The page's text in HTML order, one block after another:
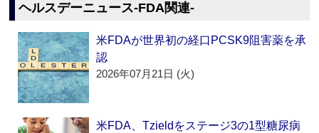
ヘルスデーニュース‐FDA関連‐
米FDAが世界初の経口PCSK9阻害薬を承
認
2026年07月21日 (火)
米FDA、Tzieldをステージ3の1型糖尿病